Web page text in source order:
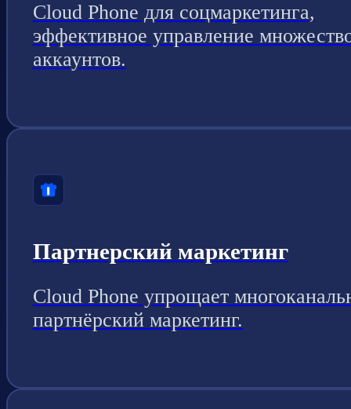
Cloud Phone для соцмаркетинга,
эффективное управление
аккаунтов.
Партнерский маркетинг
Cloud Phone упрощает
партнёрский маркетинг.